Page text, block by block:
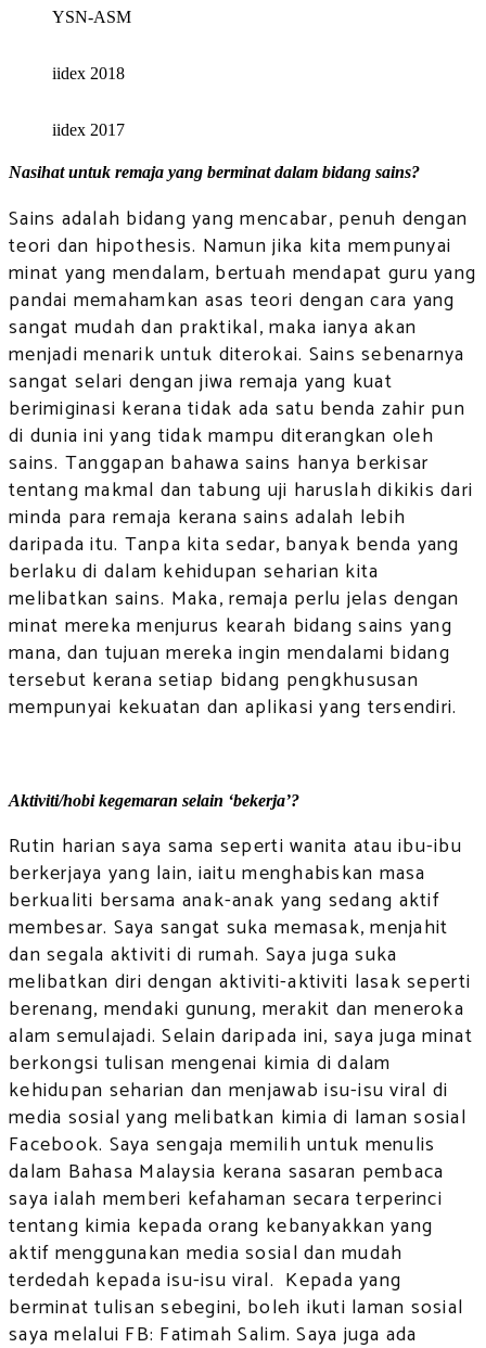
YSN-ASM
iidex 2018
iidex 2017
Nasihat untuk remaja yang berminat dalam bidang sains?
Sains adalah bidang yang mencabar, penuh dengan
teori dan hipothesis. Namun jika kita mempunyai
minat yang mendalam, bertuah mendapat guru yang
pandai memahamkan asas teori dengan cara yang
sangat mudah dan praktikal, maka ianya akan
menjadi menarik untuk diterokai. Sains sebenarnya
sangat selari dengan jiwa remaja yang kuat
berimiginasi kerana tidak ada satu benda zahir pun
di dunia ini yang tidak mampu diterangkan oleh
sains. Tanggapan bahawa sains hanya berkisar
tentang makmal dan tabung uji haruslah dikikis dari
minda para remaja kerana sains adalah lebih
daripada itu. Tanpa kita sedar, banyak benda yang
berlaku di dalam kehidupan seharian kita
melibatkan sains. Maka, remaja perlu jelas dengan
minat mereka menjurus kearah bidang sains yang
mana, dan tujuan mereka ingin mendalami bidang
tersebut kerana setiap bidang pengkhususan
mempunyai kekuatan dan aplikasi yang tersendiri.
Aktiviti/hobi kegemaran selain ‘bekerja’?
Rutin harian saya sama seperti wanita atau ibu-ibu
berkerjaya yang lain, iaitu menghabiskan masa
berkualiti bersama anak-anak yang sedang aktif
membesar. Saya sangat suka memasak, menjahit
dan segala aktiviti di rumah. Saya juga suka
melibatkan diri dengan aktiviti-aktiviti lasak seperti
berenang, mendaki gunung, merakit dan meneroka
alam semulajadi. Selain daripada ini, saya juga minat
berkongsi tulisan mengenai kimia di dalam
kehidupan seharian dan menjawab isu-isu viral di
media sosial yang melibatkan kimia di laman sosial
Facebook. Saya sengaja memilih untuk menulis
dalam Bahasa Malaysia kerana sasaran pembaca
saya ialah memberi kefahaman secara terperinci
tentang kimia kepada orang kebanyakkan yang
aktif menggunakan media sosial dan mudah
terdedah kepada isu-isu viral. Kepada yang
berminat tulisan sebegini, boleh ikuti laman sosial
saya melalui FB: Fatimah Salim. Saya juga ada